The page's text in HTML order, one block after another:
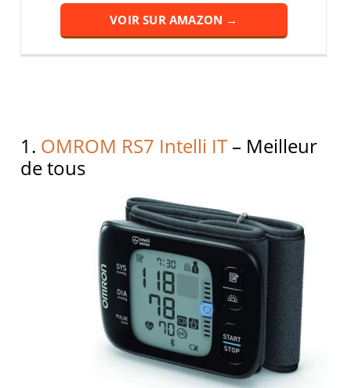
VOIR SUR AMAZON →
1. OMROM RS7 Intelli IT – Meilleur
de tous